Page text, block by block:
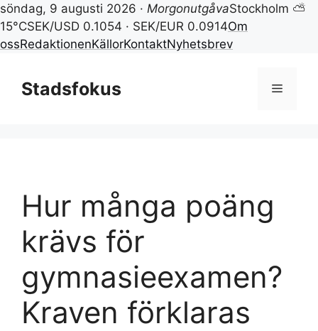
söndag, 9 augusti 2026 · MorgonutgåvaStockholm ⛅
15°CSEK/USD 0.1054 · SEK/EUR 0.0914Om
ossRedaktionenKällorKontaktNyhetsbrev
innehållStadsfokus Meny
Hur många poäng
krävs för
gymnasieexamen?
Kraven förklaras